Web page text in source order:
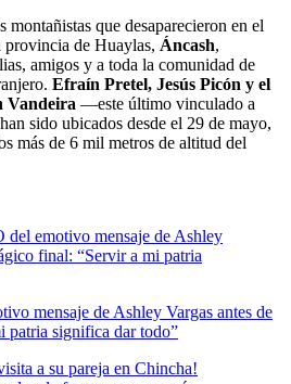
montañistas que desaparecieron en el
provincia de Huaylas, Áncash,
amigos y a toda la comunidad de
Efraín Pretel, Jesús Picón y el
Vandeira —este último vinculado a
sido ubicados desde el 29 de mayo,
más de 6 mil metros de altitud del
mensaje de Ashley Vargas antes de
patria significa dar todo”